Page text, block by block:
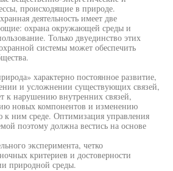
происходящие в природе.
деятельность имеет две
охрана окружающей среды и
Только двуединство этих
системы может обеспечить
характерно постоянное развитие,
и усложнении существующих связей,
к нарушению внутренних связей,
новых компонентов и изменению
ним среде. Оптимизация управления
поэтому должна вестись на основе
эксперимента, четко
критериев и достоверности
природной среды.